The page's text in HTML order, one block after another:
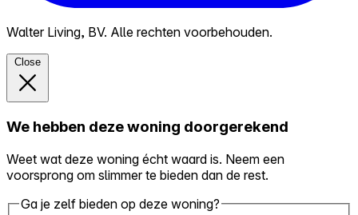
Walter Living, BV. Alle rechten voorbehouden.
Close
We hebben deze woning doorgerekend
Weet wat deze woning écht waard is. Neem een
voorsprong om slimmer te bieden dan de rest.
Ga je zelf bieden op deze woning?